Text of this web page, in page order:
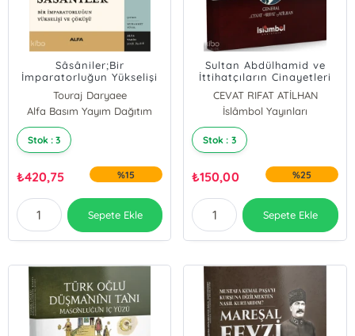
Sâsâniler;Bir
İmparatorluğun Yükselişi
Touraj Daryaee
Alfa Basım Yayım Dağıtım
Stok : 3
₺420,75 %15
Sepete Ekle
Sultan Abdülhamid ve
İttihatçıların Cinayetleri
CEVAT RIFAT ATİLHAN
İslâmbol Yayınları
Stok : 3
₺150,00 %25
Sepete Ekle